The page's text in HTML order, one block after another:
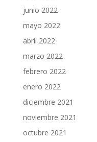
junio 2022
mayo 2022
abril 2022
marzo 2022
febrero 2022
enero 2022
diciembre 2021
noviembre 2021
octubre 2021